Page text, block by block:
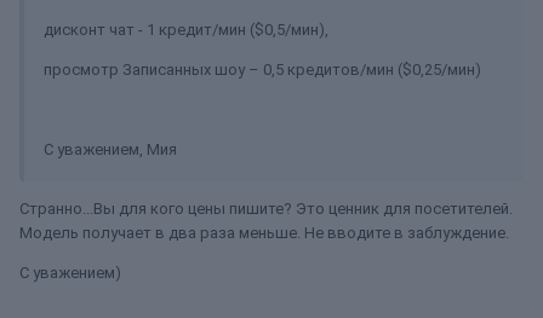
дисконт чат - 1 кредит/мин ($0,5/мин),
просмотр Записанных шоу – 0,5 кредитов/мин ($0,25/мин)
С уважением, Мия
Странно...Вы для кого цены пишите? Это ценник для посетителей.
Модель получает в два раза меньше. Не вводите в заблуждение.
С уважением)